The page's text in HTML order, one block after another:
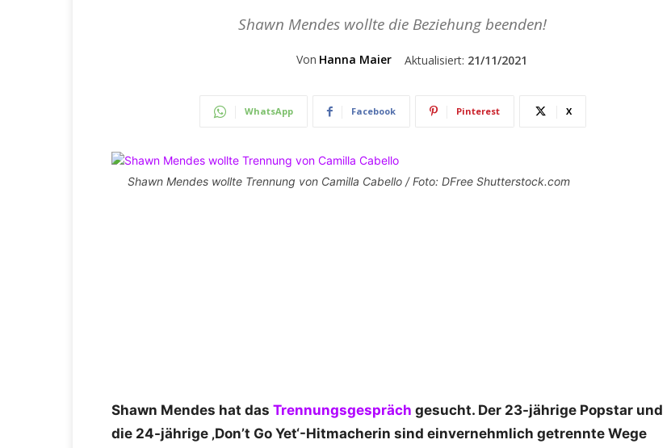
Shawn Mendes wollte die Beziehung beenden!
Von Hanna Maier Aktualisiert: 21/11/2021
WhatsApp Facebook Pinterest X
Shawn Mendes wollte Trennung von Camilla Cabello / Foto: DFree Shutterstock.com
Shawn Mendes hat das Trennungsgespräch gesucht. Der 23-jährige Popstar und
die 24-jährige ‚Don’t Go Yet‘-Hitmacherin sind einvernehmlich getrennte Wege